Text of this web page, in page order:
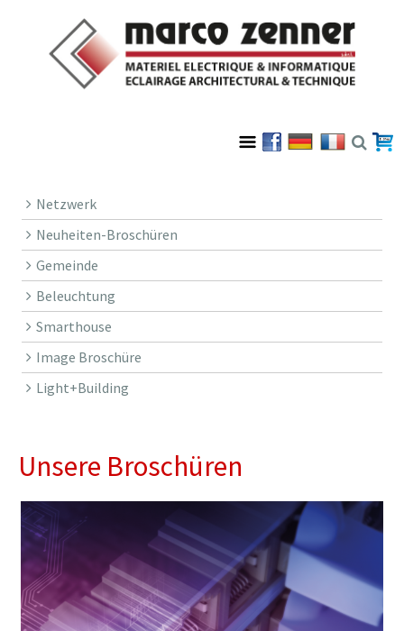
Netzwerk
Neuheiten-Broschüren
Gemeinde
Beleuchtung
Smarthouse
Image Broschüre
Light+Building
Unsere Broschüren